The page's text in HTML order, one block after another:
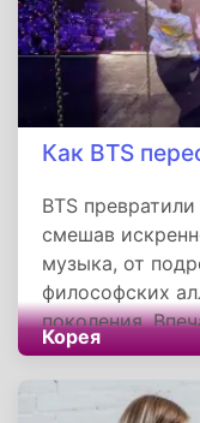
княжества
государств.
Как BTS
BTS
смешав
музыка, от
философских
поколения.
хореография,
визуальные
танцевальные
Корея